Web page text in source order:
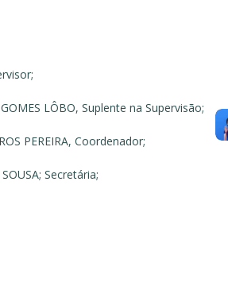
LÔBO, Suplente na Supervisão;
PEREIRA, Coordenador;
Secretária;